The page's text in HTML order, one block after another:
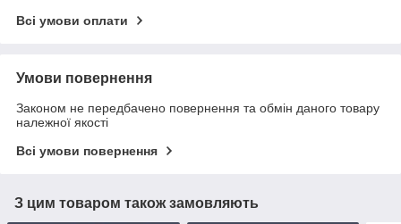
Всі умови оплати
Умови повернення
Законом не передбачено повернення та обмін даного товару
належної якості
Всі умови повернення
З цим товаром також замовляють